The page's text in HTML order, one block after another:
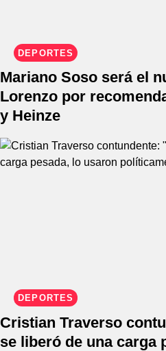
DEPORTES
Mariano Soso será el
Lorenzo por
y Heinze
DEPORTES
Cristian Traverso
se liberó de una carga